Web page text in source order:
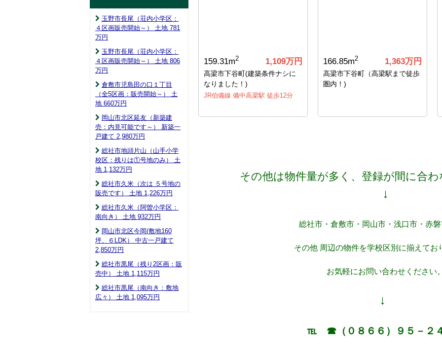
玉野市長尾（荘内小学区：
４区画販売開始～） 土地 781
万円
玉野市長尾（荘内小学区：
４区画販売開始～） 土地 806
万円
倉敷市児島田の口１丁目
（全5区画：販売開始～） 土
地 660万円
岡山市北区延友（新築建
売：内見可能です～） 新築一
戸建て 2,980万円
総社市地頭片山（山手小学
校区：残りは①号地のみ） 土
地 1,132万円
総社市久米（次は ５号地の
販売です） 土地 1,226万円
総社市久米（阿曽小学区：
南向き） 土地 932万円
岡山市北区今岡(敷地160
坪、６LDK） 中古一戸建て
2,850万円
総社市黒尾（残り2区画：販
売中） 土地 1,115万円
総社市黒尾（南向き：敷地
広々） 土地 1,095万円
159.31m2 1,109万円
高梁市下谷町(建築条件ナシに
なりました！)
JR伯備線 備中高梁駅 徒歩12分
166.85m2 1,363万円
高梁市下谷町（高梁駅まで徒歩
圏内！)
その他は物件量が多く、登録が間に合
↓
総社市・倉敷市・岡山市・浅口市・赤磐
その他 周辺の物件を学校区別に揃えてお
お気軽にお問い合わせください。
↓
℡ ☎（０８６６）９５－２